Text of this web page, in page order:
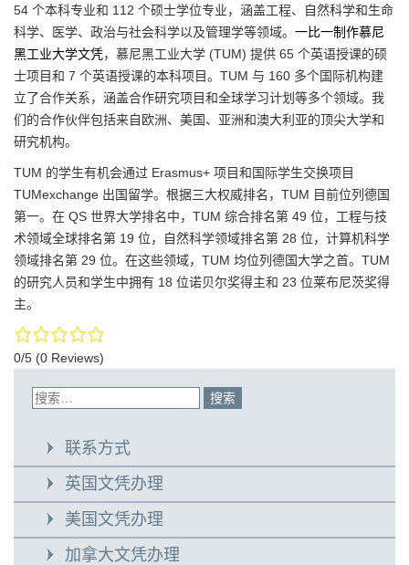
54 个本科专业和 112 个硕士学位专业，涵盖工程、自然科学和生命
科学、医学、政治与社会科学以及管理学等领域。 一比一制作慕尼
黑工业大学文凭，慕尼黑工业大学 (TUM) 提供 65 个英语授课的硕
士项目和 7 个英语授课的本科项目。TUM 与 160 多个国际机构建
立了合作关系，涵盖合作研究项目和全球学习计划等多个领域。我
们的合作伙伴包括来自欧洲、美国、亚洲和澳大利亚的顶尖大学和
研究机构。
TUM 的学生有机会通过 Erasmus+ 项目和国际学生交换项目
TUMexchange 出国留学。根据三大权威排名，TUM 目前位列德国
第一。在 QS 世界大学排名中，TUM 综合排名第 49 位，工程与技
术领域全球排名第 19 位，自然科学领域排名第 28 位，计算机科学
领域排名第 29 位。在这些领域，TUM 均位列德国大学之首。TUM
的研究人员和学生中拥有 18 位诺贝尔奖得主和 23 位莱布尼茨奖得
主。
0/5 (0 Reviews)
联系方式
英国文凭办理
美国文凭办理
加拿大文凭办理